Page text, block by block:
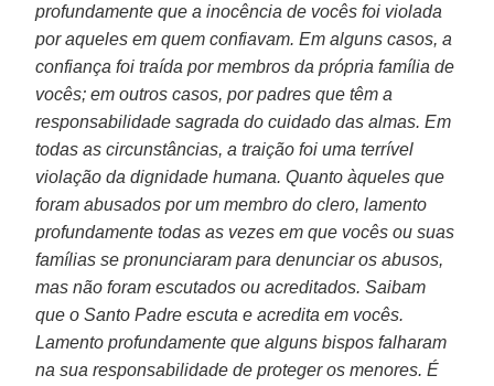
profundamente que a inocência de vocês foi violada
por aqueles em quem confiavam. Em alguns casos, a
confiança foi traída por membros da própria família de
vocês; em outros casos, por padres que têm a
responsabilidade sagrada do cuidado das almas. Em
todas as circunstâncias, a traição foi uma terrível
violação da dignidade humana. Quanto àqueles que
foram abusados por um membro do clero, lamento
profundamente todas as vezes em que vocês ou suas
famílias se pronunciaram para denunciar os abusos,
mas não foram escutados ou acreditados. Saibam
que o Santo Padre escuta e acredita em vocês.
Lamento profundamente que alguns bispos falharam
na sua responsabilidade de proteger os menores. É